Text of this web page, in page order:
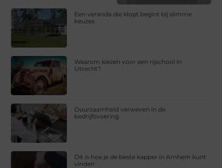
Een veranda die klopt begint bij slimme
keuzes
Waarom kiezen voor een rijschool in
Utrecht?
Duurzaamheid verweven in de
bedrijfsvoering
Dit is hoe je de beste kapper in Arnhem kunt
vinden